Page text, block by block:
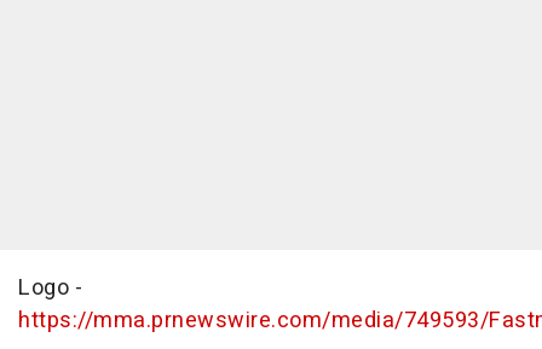
Logo -
https://mma.prnewswire.com/media/749593/